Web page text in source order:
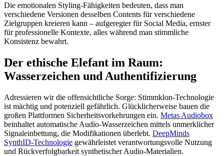
Die emotionalen Styling-Fähigkeiten bedeuten, dass man
verschiedene Versionen desselben Contents für verschiedene
Zielgruppen kreieren kann – aufgeregter für Social Media, ernster
für professionelle Kontexte, alles während man stimmliche
Konsistenz bewahrt.
Der ethische Elefant im Raum:
Wasserzeichen und Authentifizierung
Adressieren wir die offensichtliche Sorge: Stimmklon-Technologie
ist mächtig und potenziell gefährlich. Glücklicherweise bauen die
großen Plattformen Sicherheitsvorkehrungen ein. Metas Audiobox
beinhaltet automatische Audio-Wasserzeichen mittels unmerklicher
Signaleinbettung, die Modifikationen überlebt. DeepMinds
SynthID-Technologie gewährleistet verantwortungsvolle Nutzung
und Rückverfolgbarkeit synthetischer Audio-Materialien.